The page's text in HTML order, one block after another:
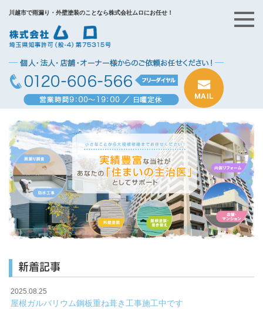
川越市で雨漏り・外壁塗装のことなら株式会社ムロにお任せ！
新着記事
2025.08.25
屋根ガルバリウム鋼板重ね葺き工事施工中です